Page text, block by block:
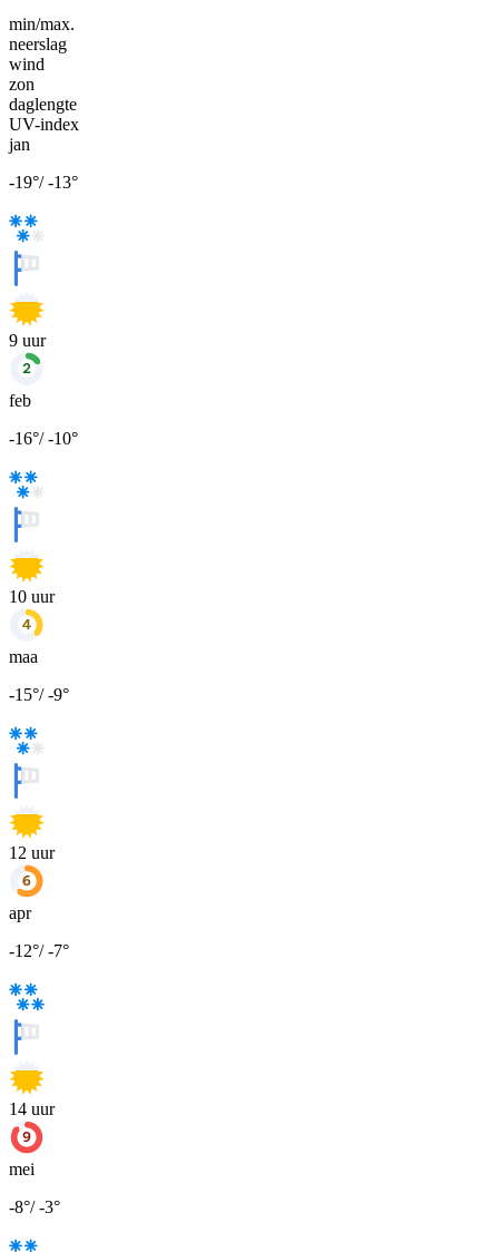
min/max.
neerslag
wind
zon
daglengte
UV-index
jan
-19°/-13°
9 uur
feb
-16°/-10°
10 uur
maa
-15°/-9°
12 uur
apr
-12°/-7°
14 uur
mei
-8°/-3°